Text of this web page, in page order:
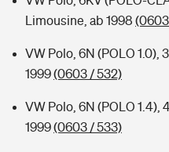
Limousine, ab 1998
VW Polo, 6N (POLO 1.0),
1999(0603 / 532)
VW Polo, 6N (POLO 1.4),
1999(0603 / 533)